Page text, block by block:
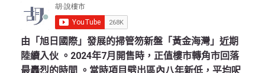
由「旭日國際」發展的掃管笏新盤「黃金海灣」近期
陸續入伙 。2024年7月開售時，正值樓市轉角市回落
最轟烈的時間 。當時項目劈出區內八年新低，平均呎